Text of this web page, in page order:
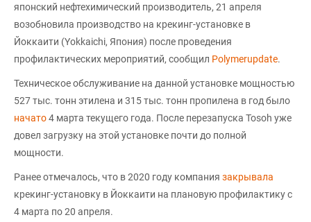
японский нефтехимический производитель, 21 апреля
возобновила производство на крекинг-установке в
Йоккаити (Yokkaichi, Япония) после проведения
профилактических мероприятий, сообщил Polymerupdate.
Техническое обслуживание на данной установке мощностью
527 тыс. тонн этилена и 315 тыс. тонн пропилена в год было
начато4 марта текущего года. После перезапуска Tosoh уже
довел загрузку на этой установке почти до полной
мощности.
Ранее отмечалось, что в 2020 году компания закрывала
крекинг-установку в Йоккаити на плановую профилактику с
4 марта по 20 апреля.